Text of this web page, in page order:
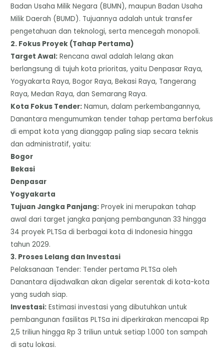
Badan Usaha Milik Negara (BUMN), maupun Badan Usaha
Milik Daerah (BUMD). Tujuannya adalah untuk transfer
pengetahuan dan teknologi, serta mencegah monopoli.
​2. Fokus Proyek (Tahap Pertama)
​Target Awal: Rencana awal adalah lelang akan
berlangsung di tujuh kota prioritas, yaitu Denpasar Raya,
Yogyakarta Raya, Bogor Raya, Bekasi Raya, Tangerang
Raya, Medan Raya, dan Semarang Raya.
​Kota Fokus Tender: Namun, dalam perkembangannya,
Danantara mengumumkan tender tahap pertama berfokus
di empat kota yang dianggap paling siap secara teknis
dan administratif, yaitu:
​Bogor
​Bekasi
​Denpasar
​Yogyakarta
​Tujuan Jangka Panjang: Proyek ini merupakan tahap
awal dari target jangka panjang pembangunan 33 hingga
34 proyek PLTSa di berbagai kota di Indonesia hingga
tahun 2029.
​3. Proses Lelang dan Investasi
​Pelaksanaan Tender: Tender pertama PLTSa oleh
Danantara dijadwalkan akan digelar serentak di kota-kota
yang sudah siap.
​Investasi: Estimasi investasi yang dibutuhkan untuk
pembangunan fasilitas PLTSa ini diperkirakan mencapai Rp
2,5 triliun hingga Rp 3 triliun untuk setiap 1.000 ton sampah
di satu lokasi.